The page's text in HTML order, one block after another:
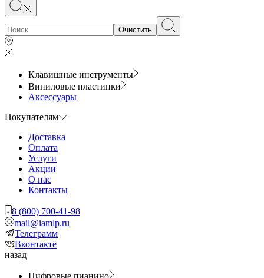
Очистить
Клавишные инструменты
Виниловые пластинки
Аксессуары
Покупателям
Доставка
Оплата
Услуги
Акции
О нас
Контакты
8 (800) 700-41-98
mail@iamlp.ru
Телеграмм
Вконтакте
назад
Цифровые пианино